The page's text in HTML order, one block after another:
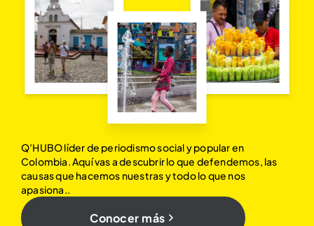
Q’HUBO líder de periodismo social y popular en
Colombia. Aquí vas a descubrir lo que defendemos, las
causas que hacemos nuestras y todo lo que nos
apasiona..
Conocer más